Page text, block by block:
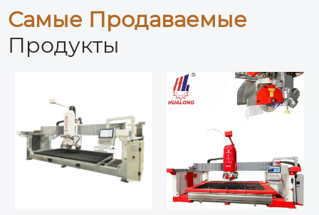
Самые Продаваемые
Продукты